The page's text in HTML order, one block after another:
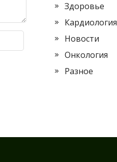
Здоровье
Кардиология
Новости
Онкология
Разное